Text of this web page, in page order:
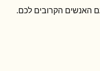
האנשים הקרובים לכם.